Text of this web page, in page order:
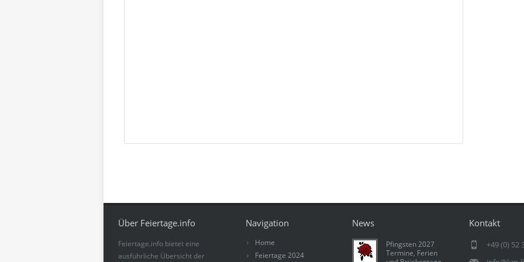
Über Feiertage.info
Feiertage.info bietet eine
ausführliche Übersicht der
Navigation
Home
Feiertage 2024
News
Pfingsten 2027
Termine, Ferien
Kontakt
+49 (0) 52